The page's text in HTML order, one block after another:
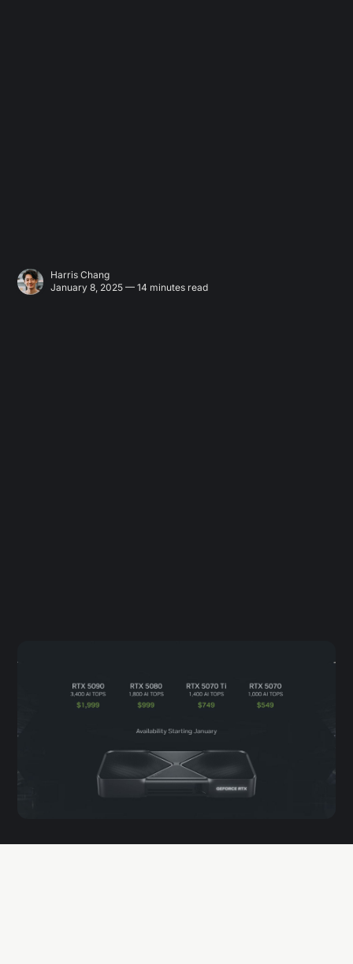
Harris Chang
January 8, 2025 — 14 minutes read